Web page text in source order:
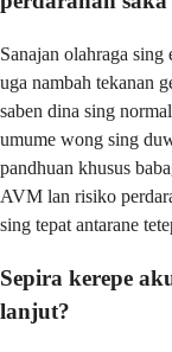
Sanajan olahraga sing
uga nambah tekanan
saben dina sing
umume wong sing
pandhuan khusus
AVM lan risiko
sing tepat antarane
Sepira kerepe
lanjut?